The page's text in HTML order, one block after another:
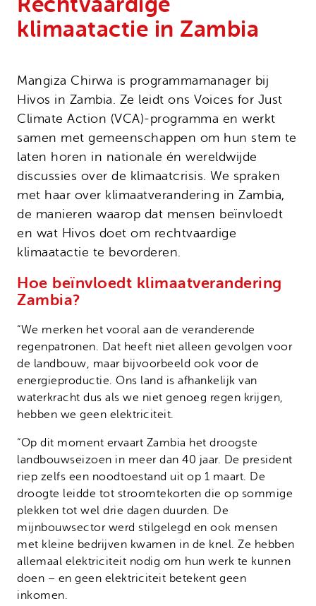
klimaatactie in Zambia
Mangiza Chirwa is programmamanager bij
Hivos in Zambia. Ze leidt ons Voices for Just
Climate Action (VCA)-programma en werkt
samen met gemeenschappen om hun stem te
laten horen in nationale én wereldwijde
discussies over de klimaatcrisis. We spraken
met haar over klimaatverandering in Zambia,
de manieren waarop dat mensen beïnvloedt
en wat Hivos doet om rechtvaardige
klimaatactie te bevorderen.
Hoe beïnvloedt klimaatverandering
Zambia?
“We merken het vooral aan de veranderende
regenpatronen. Dat heeft niet alleen gevolgen voor
de landbouw, maar bijvoorbeeld ook voor de
energieproductie. Ons land is afhankelijk van
waterkracht dus als we niet genoeg regen krijgen,
hebben we geen elektriciteit.
“Op dit moment ervaart Zambia het droogste
landbouwseizoen in meer dan 40 jaar. De president
riep zelfs een noodtoestand uit op 1 maart. De
droogte leidde tot stroomtekorten die op sommige
plekken tot wel drie dagen duurden. De
mijnbouwsector werd stilgelegd en ook mensen
met kleine bedrijven kwamen in de knel. Ze hebben
allemaal elektriciteit nodig om hun werk te kunnen
doen – en geen elektriciteit betekent geen
inkomen.
Noodfonds voor activisten
Onze successen
Jaarverslag
Contact